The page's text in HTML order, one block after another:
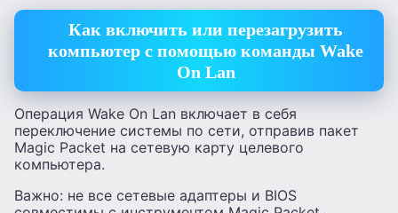
Как включить или перезагрузить
компьютер с помощью команды Wake
On Lan
Операция Wake On Lan включает в себя
переключение системы по сети, отправив пакет
Magic Packet на сетевую карту целевого
компьютера.
Важно: не все сетевые адаптеры и BIOS